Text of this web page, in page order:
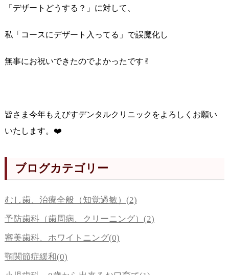
「デザートどうする？」に対して、
私「コースにデザート入ってる」で誤魔化し
無事にお祝いできたのでよかったです✌︎
皆さま今年もえびすデンタルクリニックをよろしくお願い
いたします。❤️
ブログカテゴリー
むし歯、治療全般（知覚過敏）(2)
予防歯科（歯周病、クリーニング）(2)
審美歯科、ホワイトニング(0)
顎関節症緩和(0)